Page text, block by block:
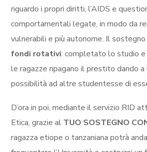
riguardo i propri diritti, l’AIDS e
comportamentali legate, in modo da
vulnerabili e più autonome. Il
fondi rotativi: completato lo studio
le ragazze ripagano il prestito dando
possibilità ad altre studentesse di
D’ora in poi, mediante il servizio RID
Etica, grazie al TUO SOSTEGNO
ragazza etiope o tanzaniana potrà